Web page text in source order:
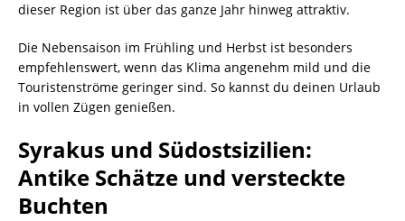
dieser Region ist über das ganze Jahr hinweg attraktiv.
Die Nebensaison im Frühling und Herbst ist besonders
empfehlenswert, wenn das Klima angenehm mild und die
Touristenströme geringer sind. So kannst du deinen Urlaub
in vollen Zügen genießen.
Syrakus und Südostsizilien:
Antike Schätze und versteckte
Buchten